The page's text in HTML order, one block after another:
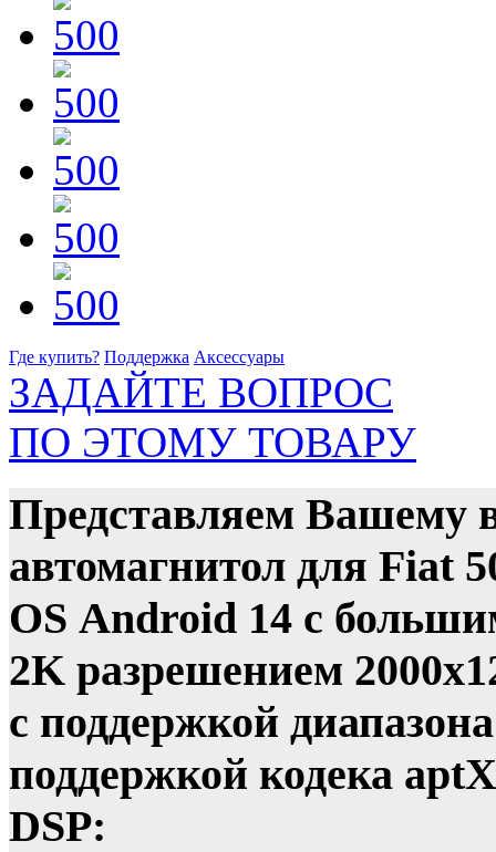
Где купить? Поддержка Аксессуары
ЗАДАЙТЕ ВОПРОС
ПО ЭТОМУ ТОВАРУ
Представляем Вашему
автомагнитол для Fiat
OS Android 14 с
2K разрешением
с поддержкой
поддержкой кодека
DSP: